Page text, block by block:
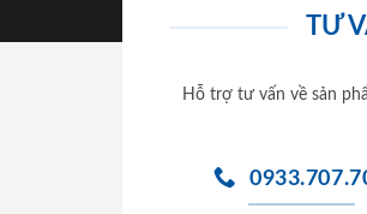
TƯ
Hỗ trợ tư vấn về sản